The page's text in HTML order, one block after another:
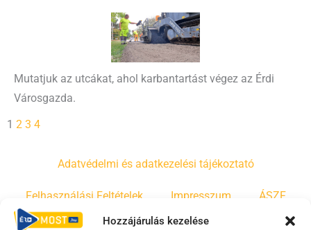
Hozzájárulás kezelése
Mutatjuk az utcákat, ahol karbantartást végez az Érdi
Városgazda.
1 2 3 4
Adatvédelmi és adatkezelési tájékoztató
Felhasználási Feltételek Impresszum ÁSZF